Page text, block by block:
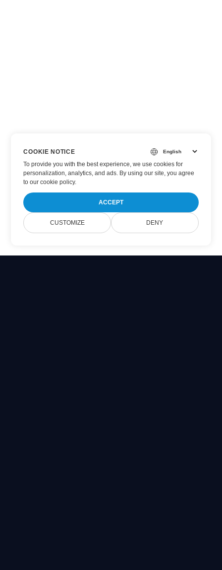
COOKIE NOTICE
To provide you with the best experience, we use cookies for
personalization, analytics, and ads. By using our site, you agree
toour cookie policy.
ACCEPT
CUSTOMIZE DENY